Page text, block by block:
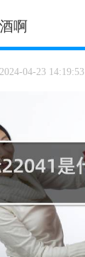
啊
2024-04-23 14:19:53